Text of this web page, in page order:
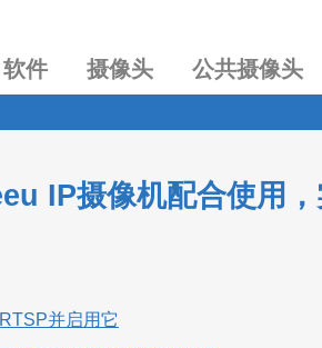
软件 摄像头 公共摄像头
IP摄像机配合使用
并启用它